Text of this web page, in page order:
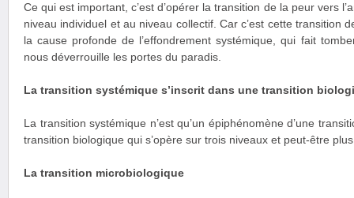
Ce qui est important, c’est d’opérer la transition de la peur vers
niveau individuel et au niveau collectif. Car c’est cette transition
la cause profonde de l’effondrement systémique, qui fait
nous déverrouille les portes du paradis.
La transition systémique s’inscrit dans une transition
La transition systémique n’est qu’un épiphénomène d’une
transition biologique qui s’opère sur trois niveaux et peut-être
La transition microbiologique